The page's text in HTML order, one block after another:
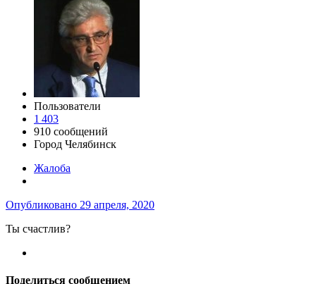
Пользователи
1 403
910 сообщений
Город Челябинск
Жалоба
Опубликовано 29 апреля, 2020
Ты счастлив?
Поделиться сообщением